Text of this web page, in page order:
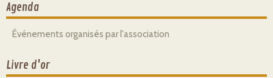
Agenda
Événements organisés par l'association
Livre d'or